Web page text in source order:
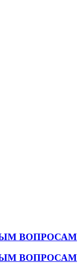
ВОПРОСАМ
ВОПРОСАМ